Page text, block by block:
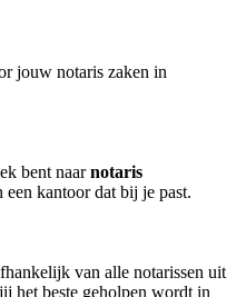
jouw notaris zaken in
bent naarnotaris
kantoor dat bij je past.
van alle notarissen uit
het beste geholpen wordt in